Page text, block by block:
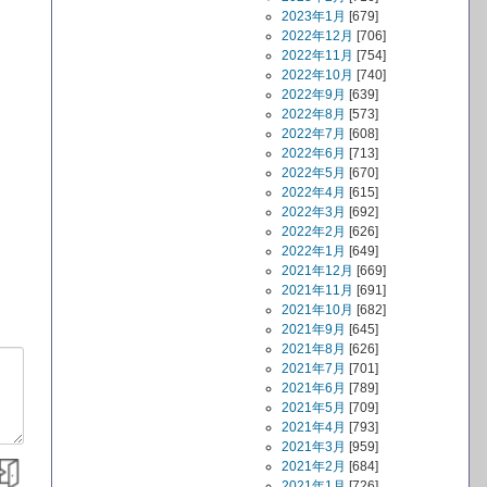
2023年1月 [679]
2022年12月 [706]
2022年11月 [754]
2022年10月 [740]
2022年9月 [639]
2022年8月 [573]
2022年7月 [608]
2022年6月 [713]
2022年5月 [670]
2022年4月 [615]
2022年3月 [692]
2022年2月 [626]
2022年1月 [649]
2021年12月 [669]
2021年11月 [691]
2021年10月 [682]
2021年9月 [645]
2021年8月 [626]
2021年7月 [701]
2021年6月 [789]
2021年5月 [709]
2021年4月 [793]
2021年3月 [959]
2021年2月 [684]